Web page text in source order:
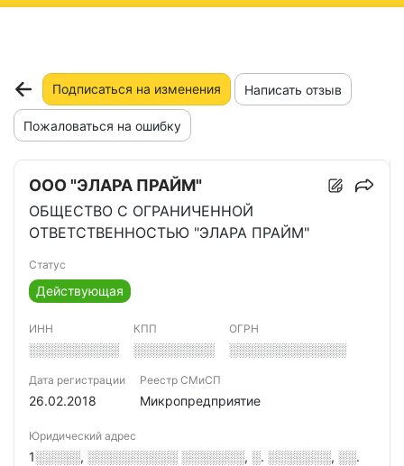
Подписаться на изменения Написать отзыв
Пожаловаться на ошибку
ООО "ЭЛАРА ПРАЙМ"
ОБЩЕСТВО С ОГРАНИЧЕННОЙ
ОТВЕТСТВЕННОСТЬЮ "ЭЛАРА ПРАЙМ"
Статус
Действующая
ИНН
░░░░░░░░░░
КПП
░░░░░░░░░
ОГРН
░░░░░░░░░░░░░
Дата регистрации
26.02.2018
Реестр СМиСП
Микропредприятие
Юридический адрес
1░░░░░, ░░░░░░░░░░ ░░░░░░░, ░. ░░░░░░░, ░░.